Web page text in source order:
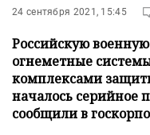
24 сентября 2021, 15:45
Российскую
огнеметные
комплексами
началось серийное
сообщили в